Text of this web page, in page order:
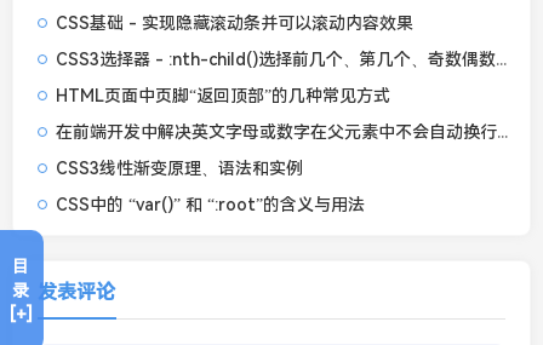
CSS基础 - 实现隐藏滚动条并可以滚动内容效果
CSS3选择器 - :nth-child()选择前几个、第几个、奇数偶数等
HTML页面中页脚“返回顶部”的几种常见方式
在前端开发中解决英文字母或数字在父元素中不会自动换行而导致溢出的问题
CSS3线性渐变原理、语法和实例
CSS中的 “var()” 和 “:root”的含义与用法
发表评论
目
录
[+]